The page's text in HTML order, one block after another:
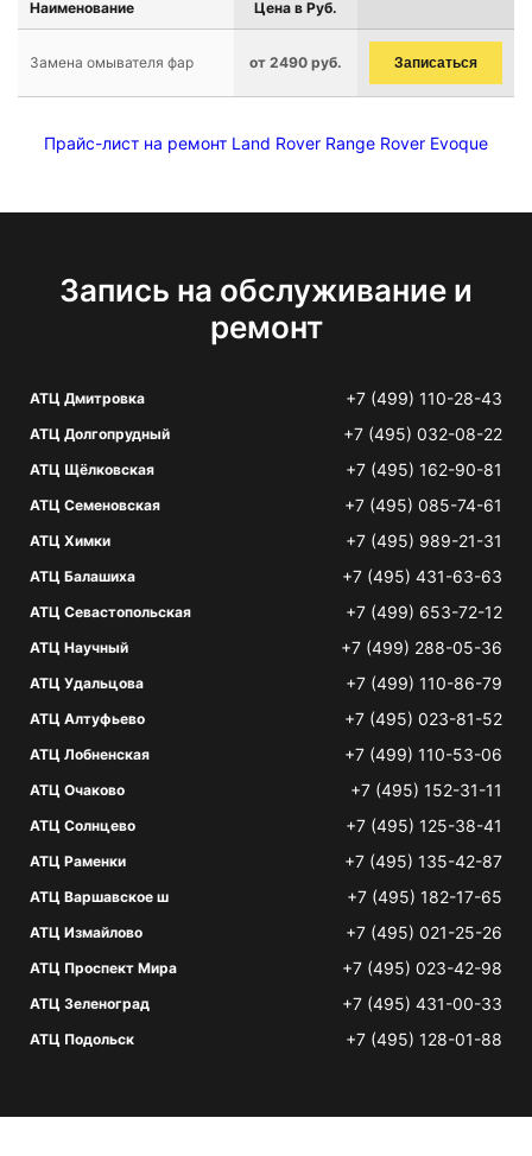
Наименование Цена в Руб.
Замена омывателя фар от 2490 руб. Записаться
Прайс-лист на ремонт Land Rover Range Rover Evoque
Запись на обслуживание и
ремонт
АТЦ Дмитровка +7 (499) 110-28-43
АТЦ Долгопрудный +7 (495) 032-08-22
АТЦ Щёлковская +7 (495) 162-90-81
АТЦ Семеновская +7 (495) 085-74-61
АТЦ Химки +7 (495) 989-21-31
АТЦ Балашиха +7 (495) 431-63-63
АТЦ Севастопольская +7 (499) 653-72-12
АТЦ Научный +7 (499) 288-05-36
АТЦ Удальцова +7 (499) 110-86-79
АТЦ Алтуфьево +7 (495) 023-81-52
АТЦ Лобненская +7 (499) 110-53-06
АТЦ Очаково +7 (495) 152-31-11
АТЦ Солнцево +7 (495) 125-38-41
АТЦ Раменки +7 (495) 135-42-87
АТЦ Варшавское ш +7 (495) 182-17-65
АТЦ Измайлово +7 (495) 021-25-26
АТЦ Проспект Мира +7 (495) 023-42-98
АТЦ Зеленоград +7 (495) 431-00-33
АТЦ Подольск +7 (495) 128-01-88